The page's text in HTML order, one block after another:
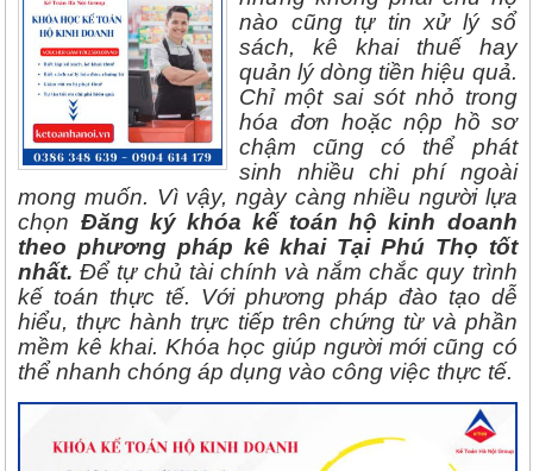
nào cũng tự tin xử lý sổ
sách, kê khai thuế hay
quản lý dòng tiền hiệu quả.
Chỉ một sai sót nhỏ trong
hóa đơn hoặc nộp hồ sơ
chậm cũng có thể phát
sinh nhiều chi phí ngoài
mong muốn. Vì vậy, ngày càng nhiều người lựa
chọn Đăng ký khóa kế toán hộ kinh doanh
theo phương pháp kê khai Tại Phú Thọ tốt
nhất. Để tự chủ tài chính và nắm chắc quy trình
kế toán thực tế. Với phương pháp đào tạo dễ
hiểu, thực hành trực tiếp trên chứng từ và phần
mềm kê khai. Khóa học giúp người mới cũng có
thể nhanh chóng áp dụng vào công việc thực tế.